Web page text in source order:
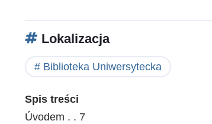
Lokalizacja
Biblioteka Uniwersytecka
Spis treści
Úvodem . . 7